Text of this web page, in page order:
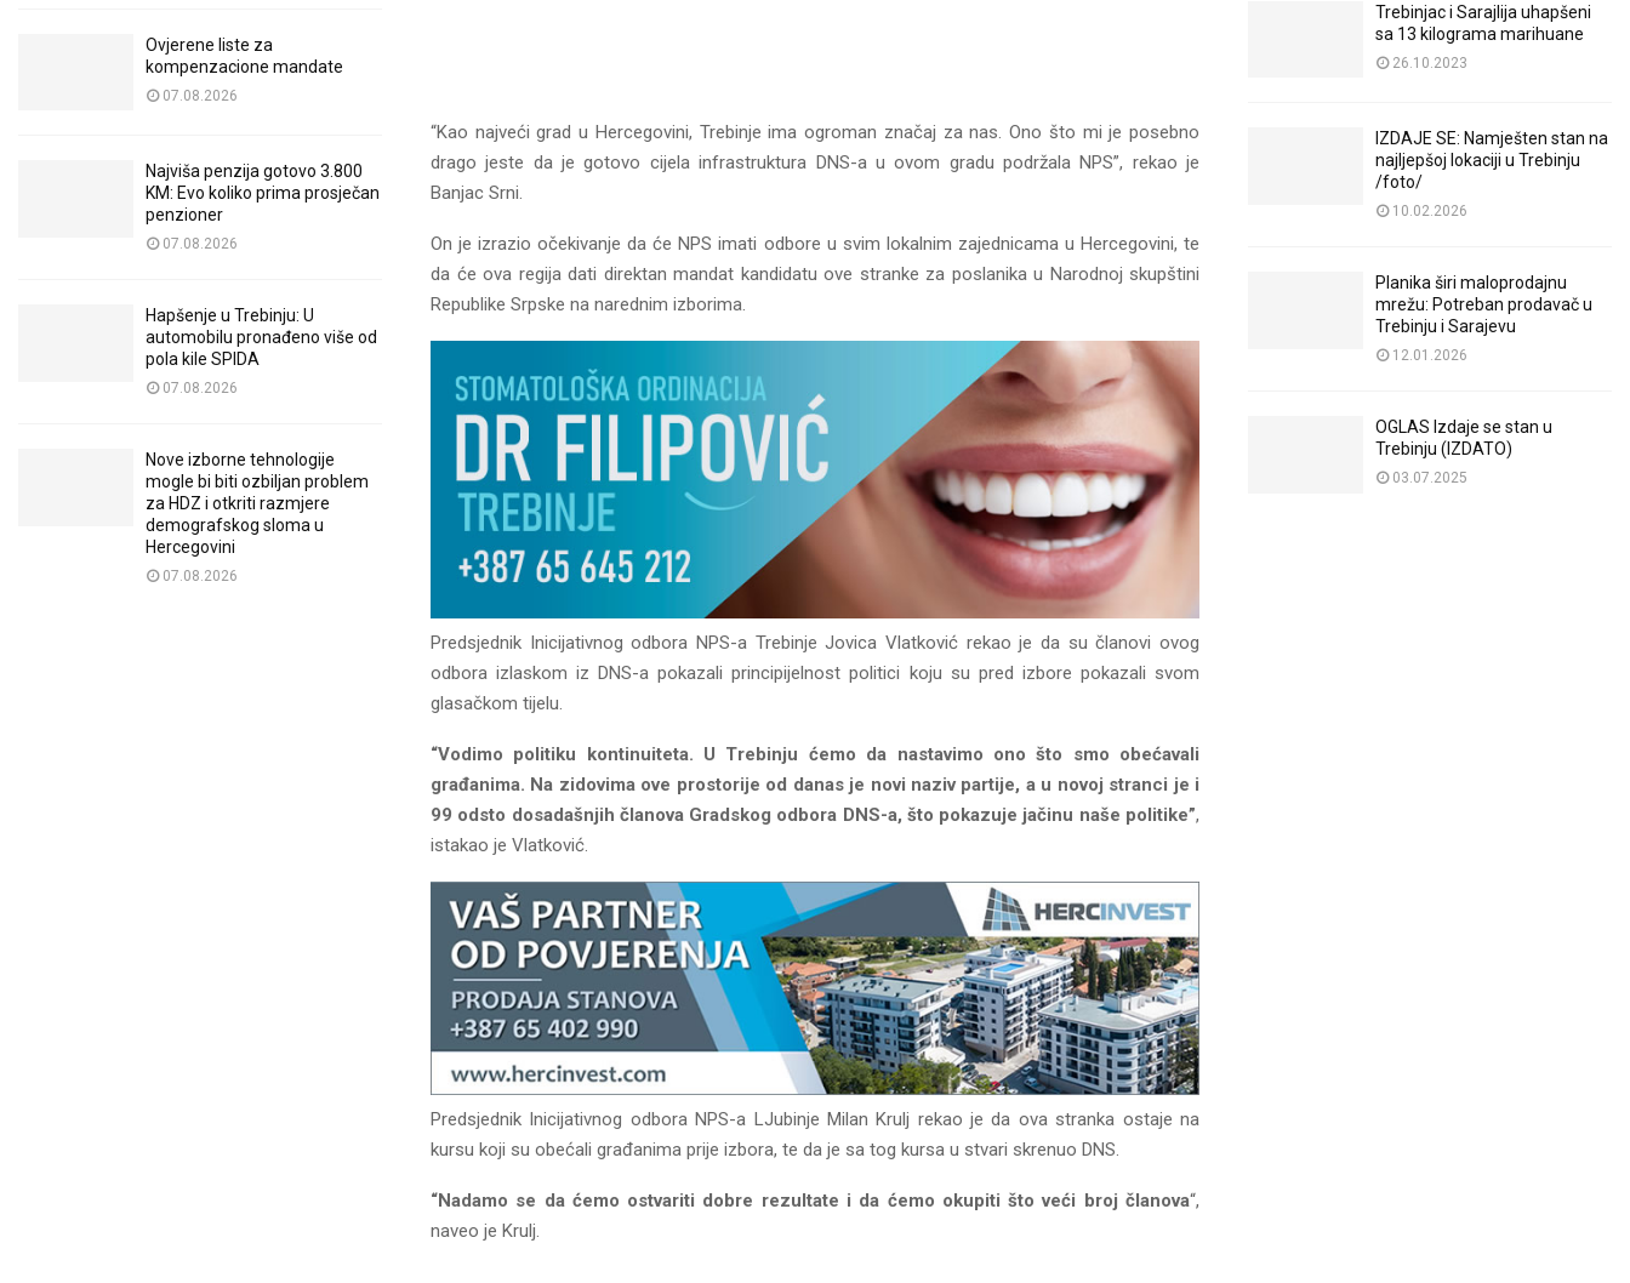
“Kao najveći grad u Hercegovini, Trebinje ima ogroman značaj za nas. Ono što mi je posebno
drago jeste da je gotovo cijela infrastruktura DNS-a u ovom gradu podržala NPS”, rekao je
Banjac Srni.
On je izrazio očekivanje da će NPS imati odbore u svim lokalnim zajednicama u Hercegovini, te
da će ova regija dati direktan mandat kandidatu ove stranke za poslanika u Narodnoj skupštini
Republike Srpske na narednim izborima.
Predsjednik Inicijativnog odbora NPS-a Trebinje Jovica Vlatković rekao je da su članovi ovog
odbora izlaskom iz DNS-a pokazali principijelnost politici koju su pred izbore pokazali svom
glasačkom tijelu.
“Vodimo politiku kontinuiteta. U Trebinju ćemo da nastavimo ono što smo obećavali
građanima. Na zidovima ove prostorije od danas je novi naziv partije, a u novoj stranci je i
99 odsto dosadašnjih članova Gradskog odbora DNS-a, što pokazuje jačinu naše politike”,
istakao je Vlatković.
Predsjednik Inicijativnog odbora NPS-a LJubinje Milan Krulj rekao je da ova stranka ostaje na
kursu koji su obećali građanima prije izbora, te da je sa tog kursa u stvari skrenuo DNS.
“Nadamo se da ćemo ostvariti dobre rezultate i da ćemo okupiti što veći broj članova“,
naveo je Krulj.
Ovjerene liste za
kompenzacione mandate
07.08.2026
Najviša penzija gotovo 3.800
KM: Evo koliko prima prosječan
penzioner
07.08.2026
Hapšenje u Trebinju: U
automobilu pronađeno više od
pola kile SPIDA
07.08.2026
Nove izborne tehnologije
mogle bi biti ozbiljan problem
za HDZ i otkriti razmjere
demografskog sloma u
Hercegovini
07.08.2026
Trebinjac i Sarajlija uhapšeni
sa 13 kilograma marihuane
26.10.2023
IZDAJE SE: Namješten stan na
najljepšoj lokaciji u Trebinju
/foto/
10.02.2026
Planika širi maloprodajnu
mrežu: Potreban prodavač u
Trebinju i Sarajevu
12.01.2026
OGLAS Izdaje se stan u
Trebinju (IZDATO)
03.07.2025